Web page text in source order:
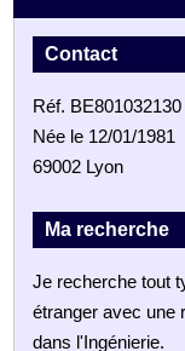
Contact
Réf. BE801032130
Née le 12/01/1981
69002 Lyon
Ma recherche
Je recherche tout
étranger avec une
dans l'Ingénierie.